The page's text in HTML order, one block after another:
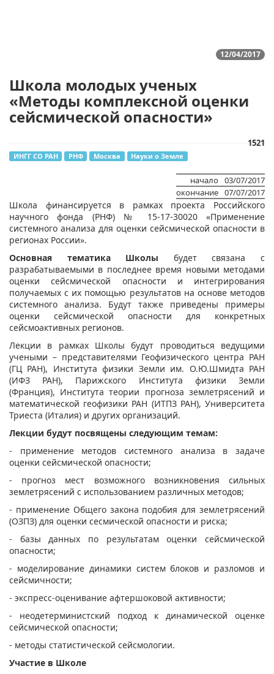
12/04/2017
Школа молодых ученых
«Методы комплексной оценки
сейсмической опасности»
1521
ИНГГ СО РАН РНФ Москва Науки о Земле
начало 03/07/2017
окончание 07/07/2017
Школа финансируется в рамках проекта Российского
научного фонда (РНФ) № 15-17-30020 «Применение
системного анализа для оценки сейсмической опасности в
регионах России».
Основная тематика Школы будет связана с
разрабатываемыми в последнее время новыми методами
оценки сейсмической опасности и интегрирования
получаемых с их помощью результатов на основе методов
системного анализа. Будут также приведены примеры
оценки сейсмической опасности для конкретных
сейсмоактивных регионов.
Лекции в рамках Школы будут проводиться ведущими
учеными – представителями Геофизического центра РАН
(ГЦ РАН), Института физики Земли им. О.Ю.Шмидта РАН
(ИФЗ РАН), Парижского Института физики Земли
(Франция), Института теории прогноза землетрясений и
математической геофизики РАН (ИТПЗ РАН), Университета
Триеста (Италия) и других организаций.
Лекции будут посвящены следующим темам:
- применение методов системного анализа в задаче
оценки сейсмической опасности;
- прогноз мест возможного возникновения сильных
землетрясений с использованием различных методов;
- применение Общего закона подобия для землетрясений
(ОЗПЗ) для оценки сесмической опасности и риска;
- базы данных по результатам оценки сейсмической
опасности;
- моделирование динамики систем блоков и разломов и
сейсмичности;
- экспресс-оценивание афтершоковой активности;
- неодетерминистский подход к динамической оценке
сейсмической опасности;
- методы статистической сейсмологии.​
​Участие в Школе